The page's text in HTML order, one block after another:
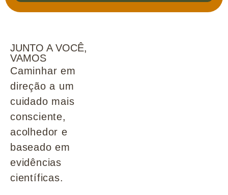
JUNTO A VOCÊ,
VAMOS
Caminhar em
direção a um
cuidado mais
consciente,
acolhedor e
baseado em
evidências
científicas.